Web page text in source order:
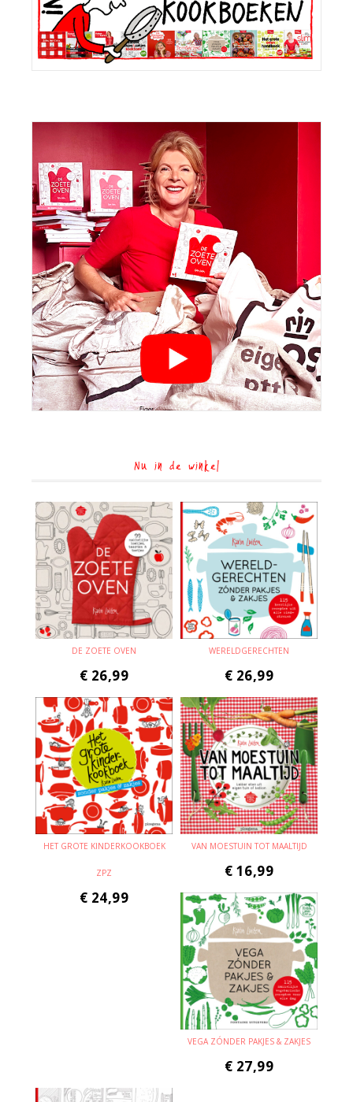
Nu in de winkel
DE ZOETE OVEN
€ 26,99
WERELDGERECHTEN
€ 26,99
HET GROTE KINDERKOOKBOEK
ZPZ
€ 24,99
VAN MOESTUIN TOT MAALTIJD
€ 16,99
VEGA ZÓNDER PAKJES & ZAKJES
€ 27,99